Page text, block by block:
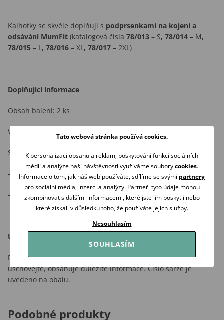
Kalhotky se skvěle doplňují s podprsenkami na kojení a
odsávání MumFit (katalogová čísla 78/013 – S, 78/014 – M,
78/015 – L , 78/016 – XL , 78/017 – 2XL)
Doplňující informace
Obsah balení: 2 ks
Velikost: uvedena na obalu
Složení:
- vnější materiál: 95 % bavlna, 5 % elastan
- vložka: 100 % bavlna
Upozornění!
Pokyny k praní jsou uvedeny přímo na výrobku. Obal si
uschovejte, obsahuje důležité informace. Číslo šarže je
uvedeno na obalu.
Podobné produkty
Tato webová stránka používá cookies.
K personalizaci obsahu a reklam, poskytování funkcí sociálních
médií a analýze naší návštěvnosti využíváme souborycookies.
Informace o tom, jak náš web používáte, sdílíme se svými partnery
pro sociální média, inzerci a analýzy. Partneři tyto údaje mohou
zkombinovat s dalšími informacemi, které jste jim poskytli nebo
které získali v důsledku toho, že používáte jejich služby.
Nesouhlasím
SOUHLASÍM